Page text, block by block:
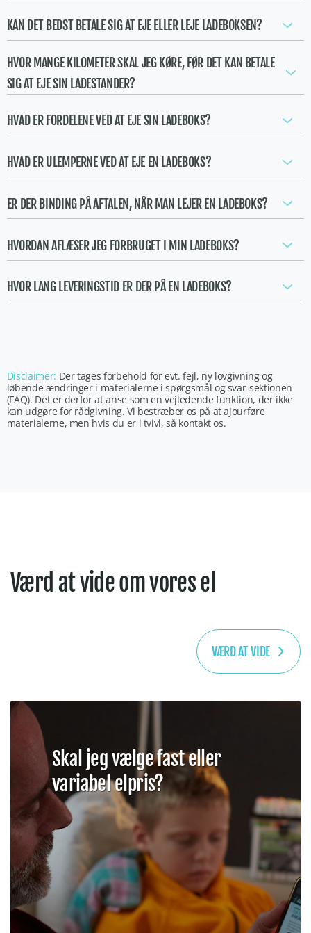
KAN DET BEDST BETALE SIG AT EJE ELLER LEJE LADEBOKSEN?
HVOR MANGE KILOMETER SKAL JEG KØRE, FØR DET KAN BETALE
SIG AT EJE SIN LADESTANDER?
HVAD ER FORDELENE VED AT EJE SIN LADEBOKS?
HVAD ER ULEMPERNE VED AT EJE EN LADEBOKS?
ER DER BINDING PÅ AFTALEN, NÅR MAN LEJER EN LADEBOKS?
HVORDAN AFLÆSER JEG FORBRUGET I MIN LADEBOKS?
HVOR LANG LEVERINGSTID ER DER PÅ EN LADEBOKS?
Disclaimer: Der tages forbehold for evt. fejl, ny lovgivning og
løbende ændringer i materialerne i spørgsmål og svar-sektionen
(FAQ). Det er derfor at anse som en vejledende funktion, der ikke
kan udgøre for rådgivning. Vi bestræber os på at ajourføre
materialerne, men hvis du er i tvivl, så kontakt os.
Værd at vide om vores el
VÆRD AT VIDE
Skal jeg vælge fast eller
variabel elpris?